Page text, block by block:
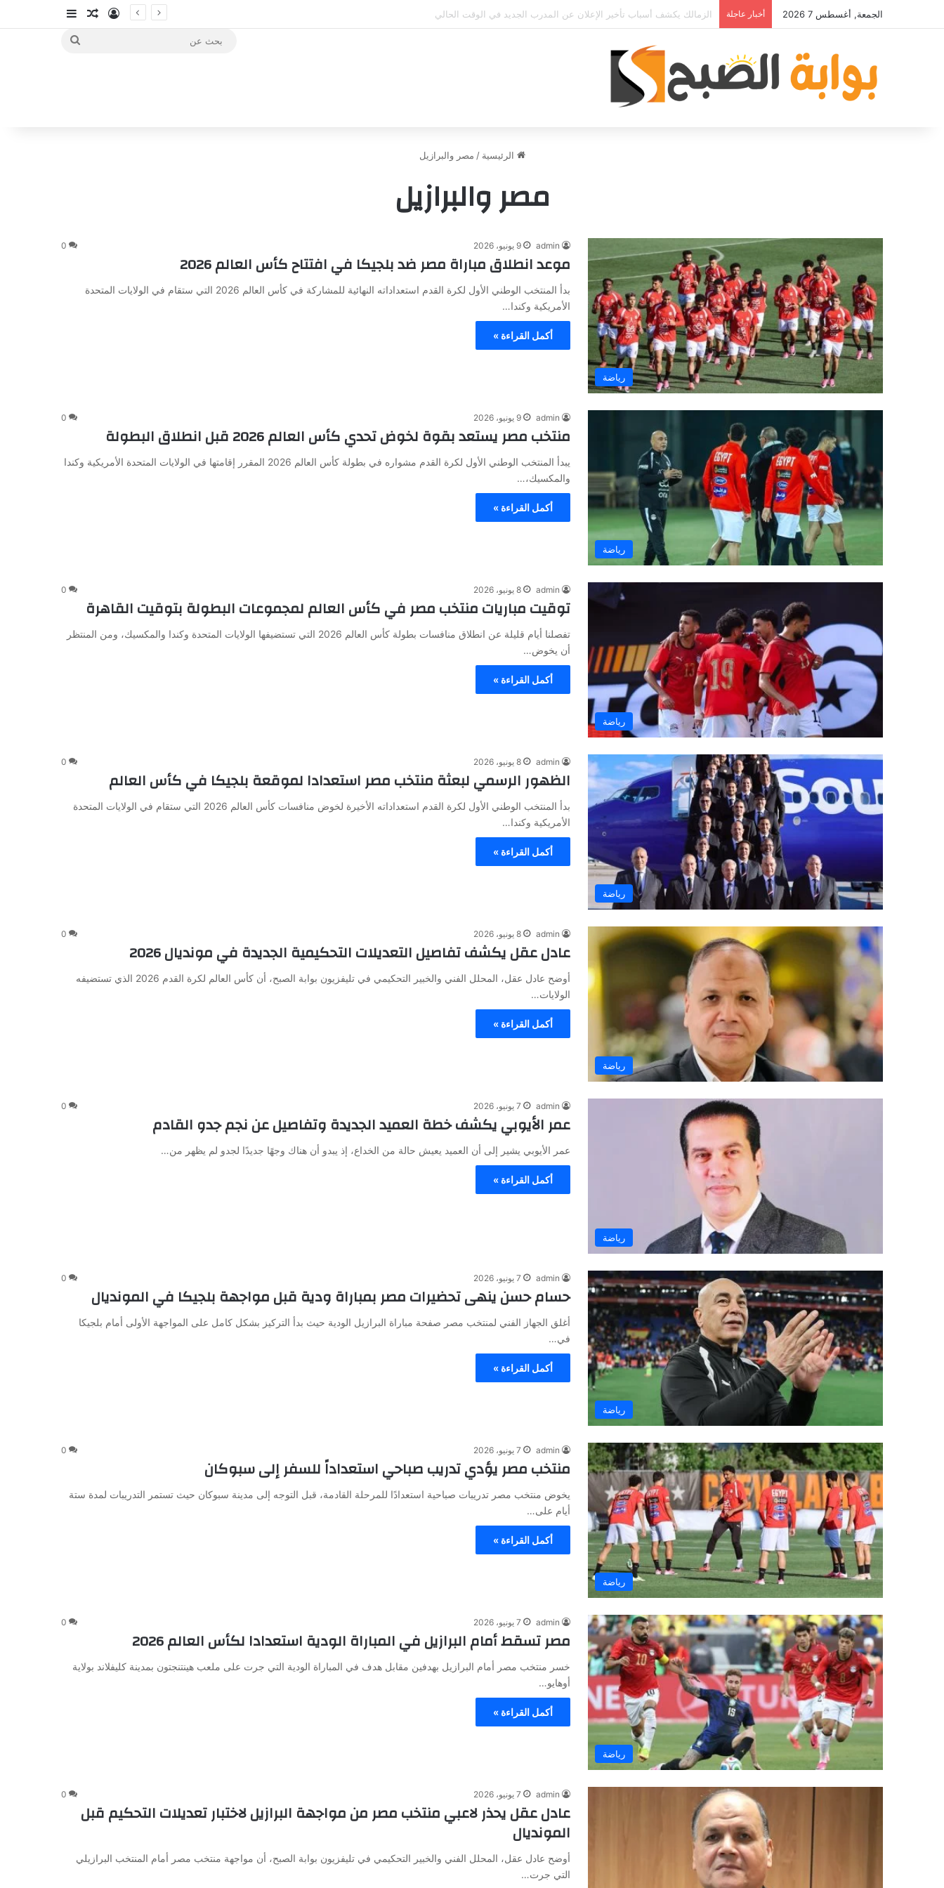
الجمعة, أغسطس 7 2026 أخبار عاجلة مصدر قريب من حمدي فتحي يؤكد استمرار اللاعب مع الوكرة والعودة لمصر قرار ثانوي تسجيل الدخول
مقال عشوائي
إضافة عمود
بحث
الرئيسية / مصر والبرازيل
مصر والبرازيل
رياضة
admin 9 يونيو، 2026 0
موعد انطلاق مباراة مصر ضد بلجيكا في افتتاح كأس العالم 2026
بدأ المنتخب الوطني الأول لكرة القدم استعداداته النهائية للمشاركة في كأس العالم 2026 التي ستقام في الولايات المتحدة
الأمريكية وكندا…
أكمل القراءة »
رياضة
admin 9 يونيو، 2026 0
منتخب مصر يستعد بقوة لخوض تحدي كأس العالم 2026 قبل انطلاق البطولة
يبدأ المنتخب الوطني الأول لكرة القدم مشواره في بطولة كأس العالم 2026 المقرر إقامتها في الولايات المتحدة الأمريكية وكندا
والمكسيك،…
أكمل القراءة »
رياضة
admin 8 يونيو، 2026 0
توقيت مباريات منتخب مصر في كأس العالم لمجموعات البطولة بتوقيت القاهرة
تفصلنا أيام قليلة عن انطلاق منافسات بطولة كأس العالم 2026 التي تستضيفها الولايات المتحدة وكندا والمكسيك، ومن المنتظر
أن يخوض…
أكمل القراءة »
رياضة
admin 8 يونيو، 2026 0
الظهور الرسمي لبعثة منتخب مصر استعدادا لموقعة بلجيكا في كأس العالم
بدأ المنتخب الوطني الأول لكرة القدم استعداداته الأخيرة لخوض منافسات كأس العالم 2026 التي ستقام في الولايات المتحدة
الأمريكية وكندا…
أكمل القراءة »
رياضة
admin 8 يونيو، 2026 0
عادل عقل يكشف تفاصيل التعديلات التحكيمية الجديدة في مونديال 2026
أوضح عادل عقل، المحلل الفني والخبير التحكيمي في تليفزيون بوابة الصبح، أن كأس العالم لكرة القدم 2026 الذي تستضيفه
الولايات…
أكمل القراءة »
رياضة
admin 7 يونيو، 2026 0
عمر الأيوبي يكشف خطة العميد الجديدة وتفاصيل عن نجم جدو القادم
عمر الأيوبي يشير إلى أن العميد يعيش حالة من الخداع، إذ يبدو أن هناك وجهًا جديدًا لجدو لم يظهر من…
أكمل القراءة »
رياضة
admin 7 يونيو، 2026 0
حسام حسن ينهى تحضيرات مصر بمباراة ودية قبل مواجهة بلجيكا في المونديال
أغلق الجهاز الفني لمنتخب مصر صفحة مباراة البرازيل الودية حيث بدأ التركيز بشكل كامل على المواجهة الأولى أمام بلجيكا
في…
أكمل القراءة »
رياضة
admin 7 يونيو، 2026 0
منتخب مصر يؤدي تدريب صباحي استعداداً للسفر إلى سبوكان
يخوض منتخب مصر تدريبات صباحية استعدادًا للمرحلة القادمة، قبل التوجه إلى مدينة سبوكان حيث تستمر التدريبات لمدة ستة
أيام على…
أكمل القراءة »
رياضة
admin 7 يونيو، 2026 0
مصر تسقط أمام البرازيل في المباراة الودية استعدادا لكأس العالم 2026
خسر منتخب مصر أمام البرازيل بهدفين مقابل هدف في المباراة الودية التي جرت على ملعب هينتنجتون بمدينة كليفلاند بولاية
أوهايو…
أكمل القراءة »
admin 7 يونيو، 2026 0
عادل عقل يحذر لاعبي منتخب مصر من مواجهة البرازيل لاختبار تعديلات التحكيم قبل
المونديال
أوضح عادل عقل، المحلل الفني والخبير التحكيمي في تليفزيون بوابة الصبح، أن مواجهة منتخب مصر أمام المنتخب البرازيلي
التي جرت…